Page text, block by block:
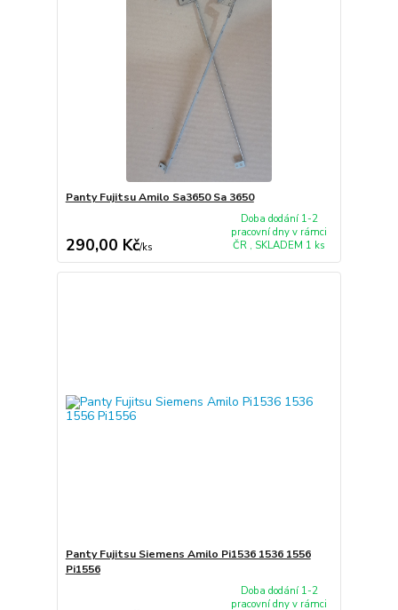
Panty Fujitsu Amilo Sa3650 Sa 3650
290,00 Kč/ks
Doba dodání 1-2
pracovní dny v rámci
ČR , SKLADEM 1 ks
Panty Fujitsu Siemens Amilo Pi1536 1536 1556
Pi1556
Doba dodání 1-2
pracovní dny v rámci